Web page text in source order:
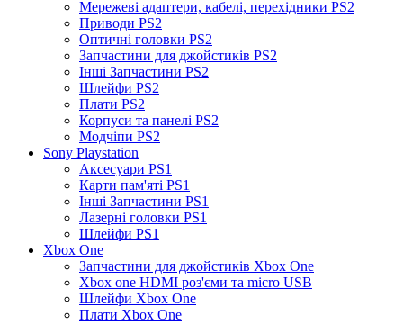
Мережеві адаптери, кабелі, перехідники PS2
Приводи PS2
Оптичні головки PS2
Запчастини для джойстиків PS2
Інші Запчастини PS2
Шлейфи PS2
Плати PS2
Корпуси та панелі PS2
Модчіпи PS2
Sony Playstation
Аксесуари PS1
Карти пам'яті PS1
Інші Запчастини PS1
Лазерні головки PS1
Шлейфи PS1
Xbox One
Запчастини для джойстиків Xbox One
Xbox one HDMI роз'єми та micro USB
Шлейфи Xbox One
Плати Xbox One